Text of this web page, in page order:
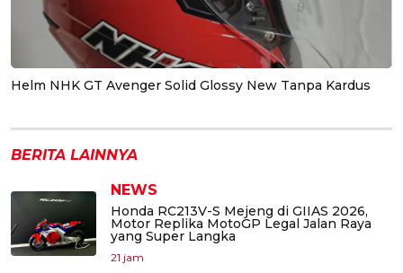
Helm NHK GT Avenger Solid Glossy New Tanpa Kardus
BERITA LAINNYA
NEWS
Honda RC213V-S Mejeng di GIIAS 2026,
Motor Replika MotoGP Legal Jalan Raya
yang Super Langka
21 jam